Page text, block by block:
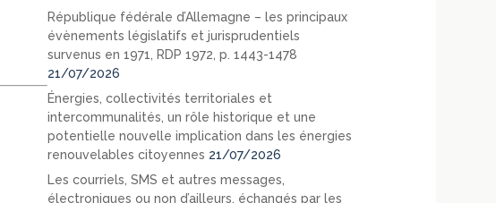
République fédérale d’Allemagne – les principaux
évènements législatifs et jurisprudentiels
survenus en 1971, RDP 1972, p. 1443-1478
21/07/2026
Énergies, collectivités territoriales et
intercommunalités, un rôle historique et une
potentielle nouvelle implication dans les énergies
renouvelables citoyennes 21/07/2026
Les courriels, SMS et autres messages,
électroniques ou non d’ailleurs, échangés par les